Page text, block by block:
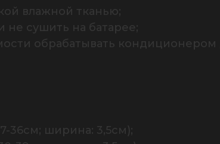
влажной тканью;
не сушить на батарее;
обрабатывать кондиционером
36см; ширина: 3,5см);